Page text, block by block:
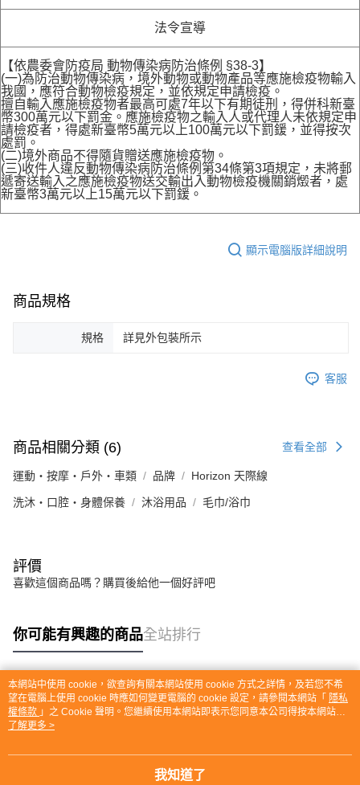
法令宣導
【依農委會防疫局 動物傳染病防治條例 §38-3】
(一)為防治動物傳染病，境外動物或動物產品等應施檢疫物輸入
我國，應符合動物檢疫規定，並依規定申請檢疫。
擅自輸入應施檢疫物者最高可處7年以下有期徒刑，得併科新臺
幣300萬元以下罰金。應施檢疫物之輸入人或代理人未依規定申
請檢疫者，得處新臺幣5萬元以上100萬元以下罰鍰，並得按次
處罰。
(二)境外商品不得隨貨贈送應施檢疫物。
(三)收件人違反動物傳染病防治條例第34條第3項規定，未將郵
遞寄送輸入之應施檢疫物送交輸出入動物檢疫機關銷燬者，處
新臺幣3萬元以上15萬元以下罰鍰。
顯示電腦版詳細說明
商品規格
規格 詳見外包裝所示
客服
商品相關分類 (6) 查看全部
運動・按摩・戶外・車類 品牌 Horizon 天際線
洗沐・口腔・身體保養 沐浴用品 毛巾/浴巾
評價
喜歡這個商品嗎？購買後給他一個好評吧
你可能有興趣的商品全站排行
熱門標籤
本網站中使用 cookie，欲查詢有關本網站使用 cookie 方式之詳情，及若您不希
望在電腦上使用 cookie 時應如何變更電腦的 cookie 設定，請參閱本網站「 隱私
權條款 」之 Cookie 聲明。您繼續使用本網站即表示您同意本公司得按本網站使
用條款之 Cookie 聲明使用 cookie。
了解更多 >
我知道了